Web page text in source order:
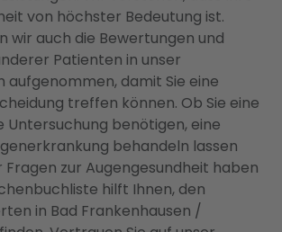
von höchster Bedeutung ist.
wir auch die Bewertungen und
Patienten in unser
aufgenommen, damit Sie eine
treffen können. Ob Sie eine
Untersuchung benötigen, eine
behandeln lassen
zur Augengesundheit haben
hilft Ihnen, den
in Bad Frankenhausen /